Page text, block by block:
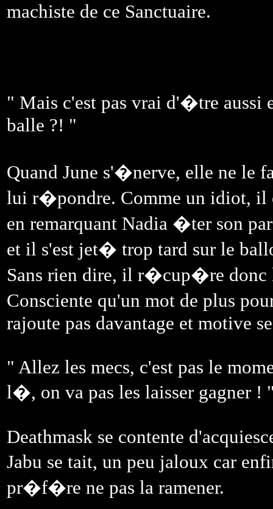
machiste de ce Sanctuaire.
" Mais c'est pas vrai d'�tre
balle ?! "
Quand June s'�nerve, elle ne
lui r�pondre. Comme un idiot,
en remarquant Nadia �ter son
et il s'est jet� trop tard sur le
Sans rien dire, il r�cup�re donc
Consciente qu'un mot de plus
rajoute pas davantage et motive
" Allez les mecs, c'est pas le
l�, on va pas les laisser gagner !
Deathmask se contente
Jabu se tait, un peu jaloux car
pr�f�re ne pas la ramener.